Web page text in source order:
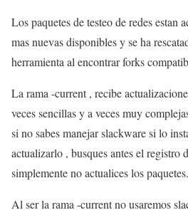
Los paquetes de testeo de redes estan
mas nuevas disponibles y se ha
herramienta al encontrar forks
La rama -current , recibe
veces sencillas y a veces muy
si no sabes manejar slackware si lo
actualizarlo , busques antes el registro
simplemente no actualices los paquetes.
Al ser la rama -current no usaremos